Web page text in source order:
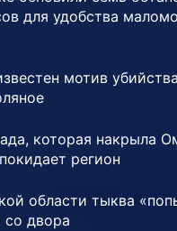
для удобства
мотив
которая накрыла
регион
области тыква
со двора